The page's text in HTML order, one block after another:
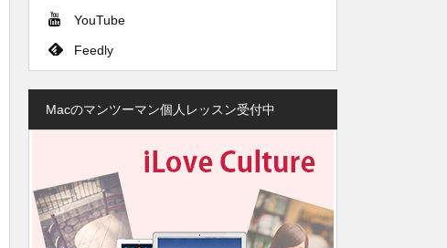
YouTube
Feedly
Macのマンツーマン個人レッスン受付中